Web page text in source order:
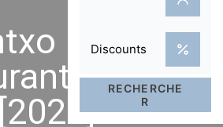
Pote
Vielha
[2026]